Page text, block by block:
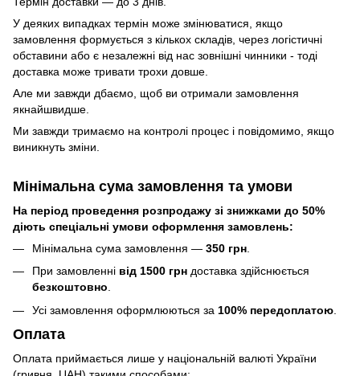
У деяких випадках термін може змінюватися, якщо
замовлення формується з кількох складів, через логістичні
обставини або є незалежні від нас зовнішні чинники - тоді
доставка може тривати трохи довше.
Але ми завжди дбаємо, щоб ви отримали замовлення
якнайшвидше.
Ми завжди тримаємо на контролі процес і повідомимо, якщо
виникнуть зміни.
Мінімальна сума замовлення та умови
На період проведення розпродажу зі знижками до 50%
діють спеціальні умови оформлення замовлень:
Мінімальна сума замовлення — 350 грн
При замовленні від 1500 грн доставка здійснюється
безкоштовно.
Усі замовлення оформлюються за 100% передоплатою
Оплата
Оплата приймається лише у національній валюті України